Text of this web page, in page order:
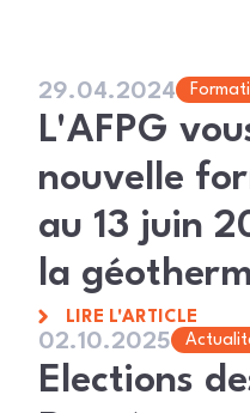
29.04.2024
L'AFPG
nouvelle
au 13 juin
la
LIRE L'ARTICLE
02.10.2025
Elections